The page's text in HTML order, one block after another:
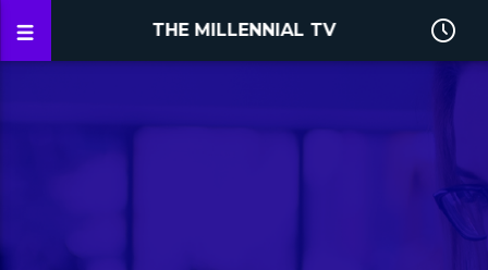
THE MILLENNIAL TV